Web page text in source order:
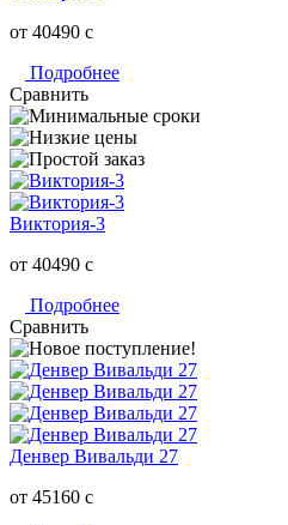
от 40490 c
Подробнее
Сравнить
Виктория-3
от 40490 c
Подробнее
Сравнить
Денвер Вивальди 27
от 45160 c